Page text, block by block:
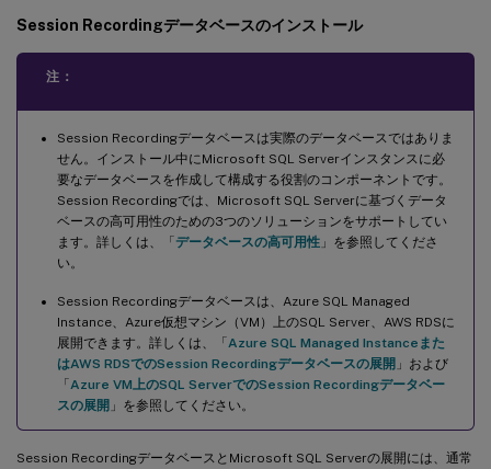
Session Recordingデータベースのインストール
注：
Session Recordingデータベースは実際のデータベースではありま
せん。インストール中にMicrosoft SQL Serverインスタンスに必
要なデータベースを作成して構成する役割のコンポーネントです。
Session Recordingでは、Microsoft SQL Serverに基づくデータ
ベースの高可用性のための3つのソリューションをサポートしてい
ます。詳しくは、「データベースの高可用性 」を参照してくださ
い。
Session Recordingデータベースは、Azure SQL Managed
Instance、Azure仮想マシン（VM）上のSQL Server、AWS RDSに
展開できます。詳しくは、「Azure SQL Managed Instanceまた
はAWS RDSでのSession Recordingデータベースの展開 」および
「Azure VM上のSQL ServerでのSession Recordingデータベー
スの展開 」を参照してください。
Session RecordingデータベースとMicrosoft SQL Serverの展開には、通常